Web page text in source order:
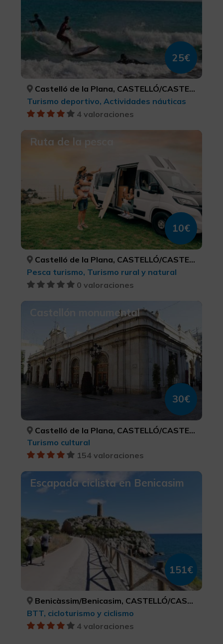
25€
Castelló de la Plana, CASTELLÓ/CASTELLÓN
Turismo deportivo, Actividades náuticas
4 valoraciones
Ruta de la pesca
10€
Castelló de la Plana, CASTELLÓ/CASTELLÓN
Pesca turismo, Turismo rural y natural
0 valoraciones
Castellón monumental
30€
Castelló de la Plana, CASTELLÓ/CASTELLÓN
Turismo cultural
154 valoraciones
Escapada ciclista en Benicasim
151€
Benicàssim/Benicasim, CASTELLÓ/CASTELLÓN
BTT, cicloturismo y ciclismo
4 valoraciones